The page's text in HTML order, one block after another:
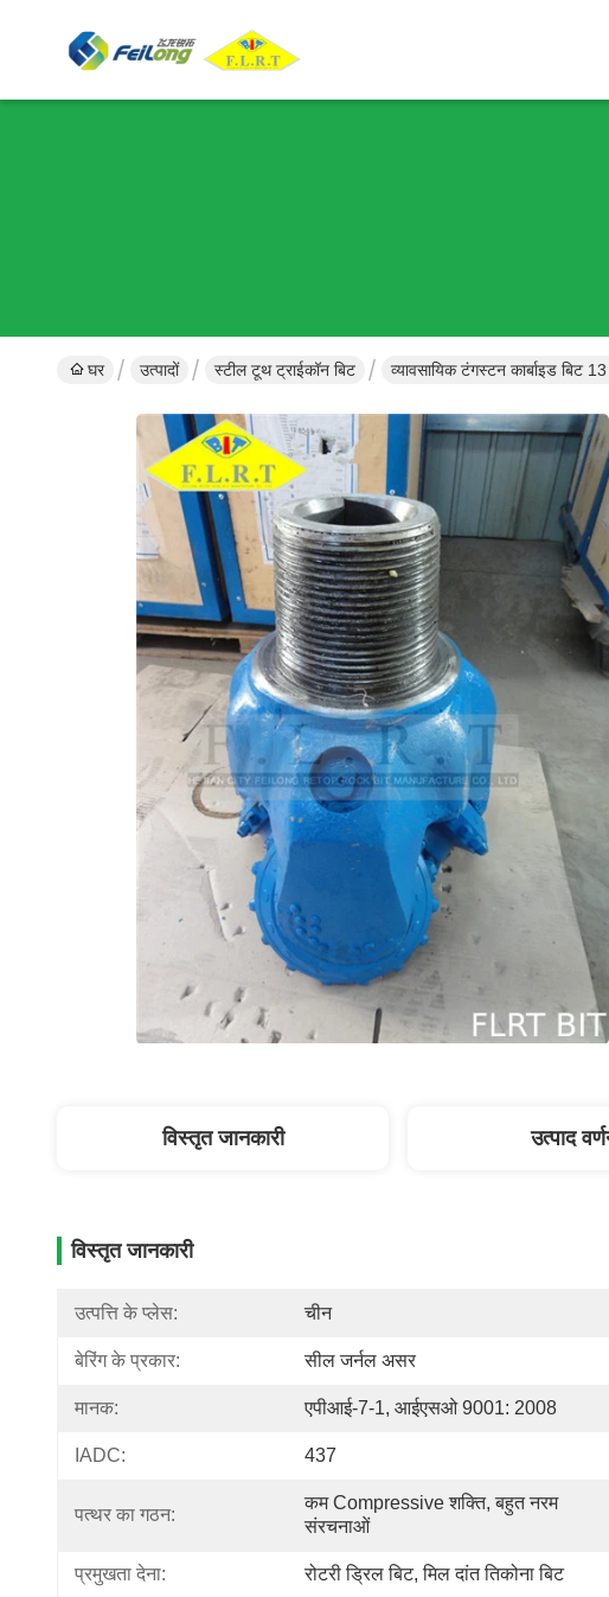
घर उत्पादों स्टील टूथ ट्राईकॉन बिट व्यावसायिक टंगस्टन कार्बाइड
विस्तृत जानकारी उत्पाद
विस्तृत जानकारी
उत्पत्ति के प्लेस: चीन
बेरिंग के प्रकार: सील जर्नल असर
मानक: एपीआई-7-1, आईएसओ 9001: 2008
IADC: 437
पत्थर का गठन:
कम Compressive शक्ति, बहुत नरम
संरचनाओं
प्रमुखता देना: रोटरी ड्रिल बिट, मिल दांत तिकोना बिट